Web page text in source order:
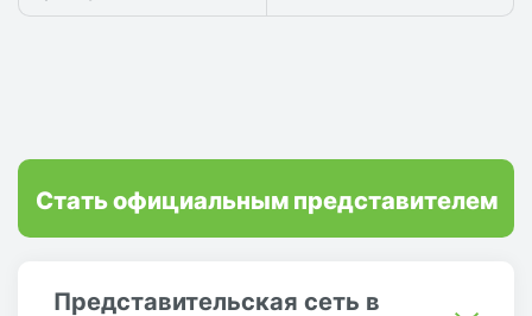
Представительская сеть в
Стать официальным представителем